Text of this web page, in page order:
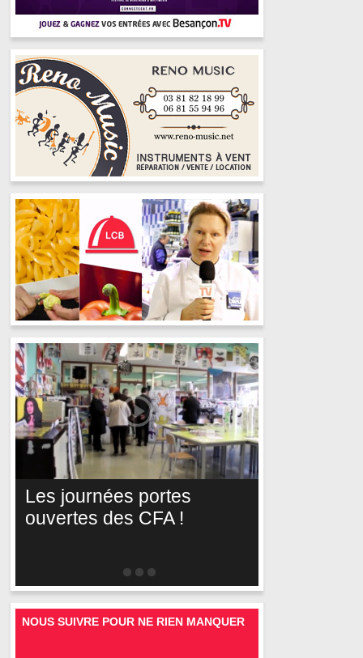
Les journées portes
ouvertes des CFA !
NOUS SUIVRE POUR NE RIEN MANQUER